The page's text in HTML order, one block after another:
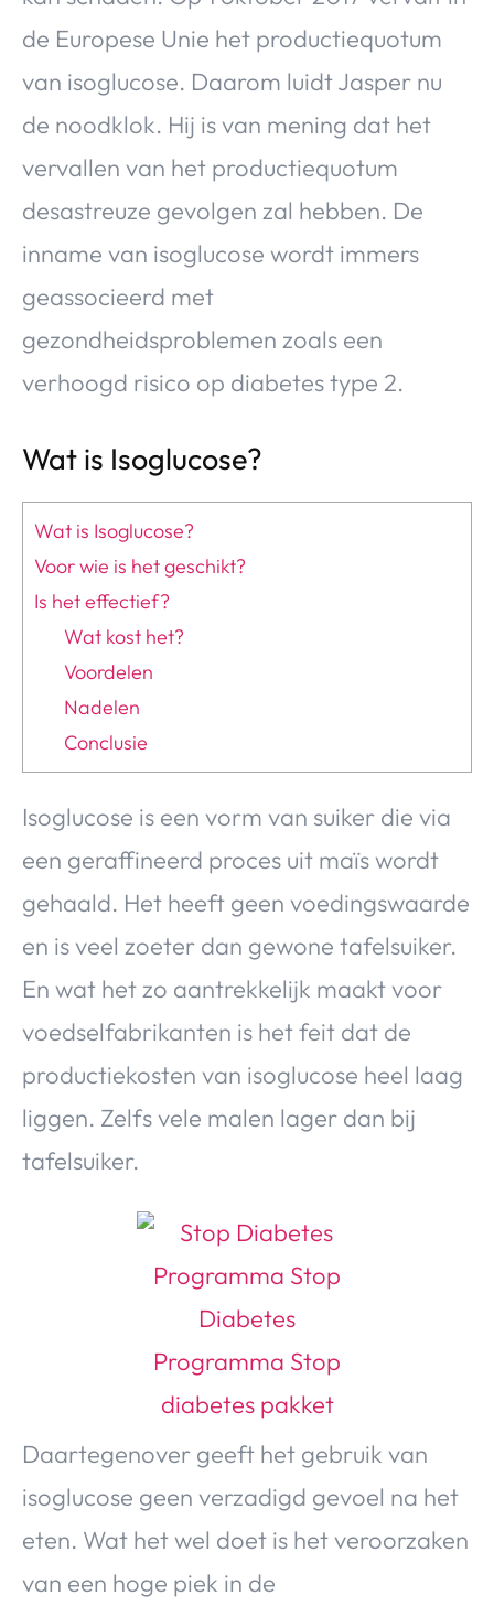
de Europese Unie het productiequotum
van isoglucose. Daarom luidt Jasper nu
de noodklok. Hij is van mening dat het
vervallen van het productiequotum
desastreuze gevolgen zal hebben. De
inname van isoglucose wordt immers
geassocieerd met
gezondheidsproblemen zoals een
verhoogd risico op diabetes type 2.
Wat is Isoglucose?
Wat is Isoglucose?
Voor wie is het geschikt?
Is het effectief?
Wat kost het?
Voordelen
Nadelen
Conclusie
Isoglucose is een vorm van suiker die via
een geraffineerd proces uit maïs wordt
gehaald. Het heeft geen voedingswaarde
en is veel zoeter dan gewone tafelsuiker.
En wat het zo aantrekkelijk maakt voor
voedselfabrikanten is het feit dat de
productiekosten van isoglucose heel laag
liggen. Zelfs vele malen lager dan bij
tafelsuiker.
Daartegenover geeft het gebruik van
isoglucose geen verzadigd gevoel na het
eten. Wat het wel doet is het veroorzaken
van een hoge piek in de